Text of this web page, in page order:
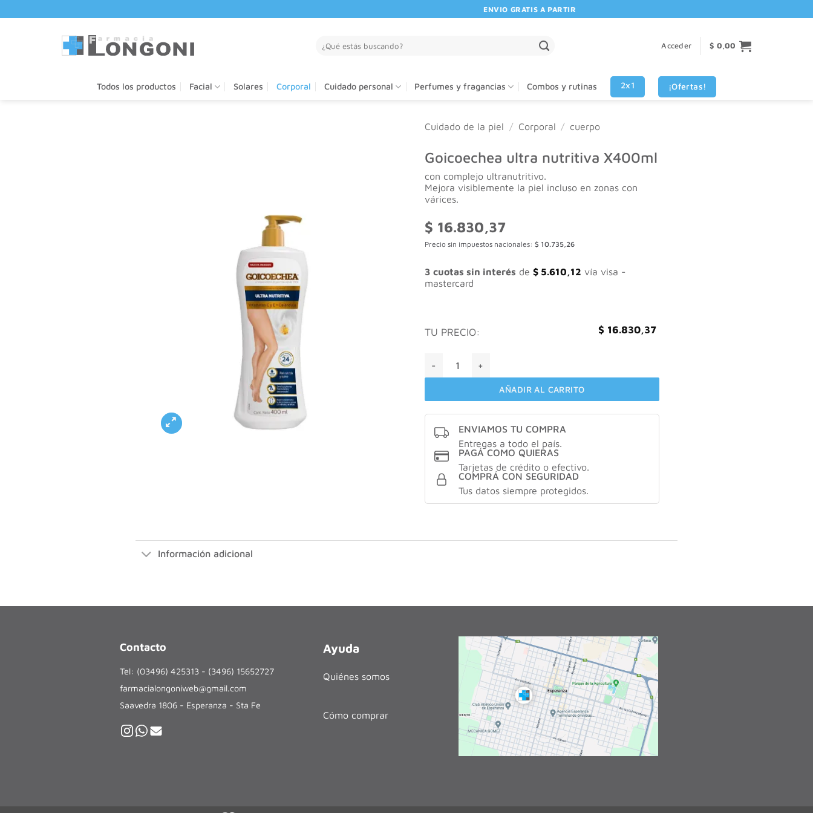
al
ENVIO GRATIS A PARTIR DE $80.000! 🚚 | 💳 3 CUOTAS SIN INTERES VISA -
por:
Acceder $ 0,00
Todos los productos Facial Solares Corporal Cuidado personal Perfumes y fragancias Combos y rutinas 2x1 ¡Ofertas!
Cuidado de la piel / Corporal / cuerpo
Goicoechea ultra nutritiva X400ml
con complejo ultranutritivo.
Mejora visiblemente la piel incluso en zonas con
várices.
$ 16.830,37
Precio sin impuestos nacionales: $ 10.735,26
3 cuotas sin interés de $ 5.610,12 vía visa -
mastercard
TU PRECIO: $ 16.830,37
AÑADIR AL CARRITO
ENVIAMOS TU COMPRA
Entregas a todo el país.
PAGÁ COMO QUIERAS
Tarjetas de crédito o efectivo.
COMPRÁ CON SEGURIDAD
Tus datos siempre protegidos.
Información adicional
Contacto
Tel: (03496) 425313 - (3496) 15652727
farmacialongoniweb@gmail.com
Saavedra 1806 - Esperanza - Sta Fe
Ayuda
Quiénes somos
Cómo comprar